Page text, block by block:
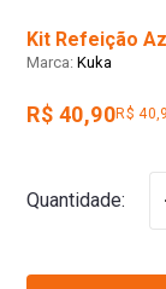
Kit Refeição
Kuka
R$ 40,90R$
Quantidade